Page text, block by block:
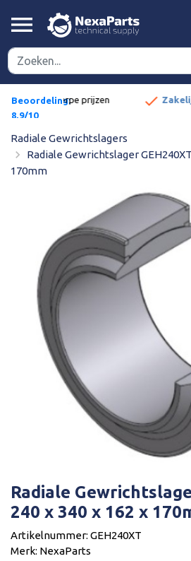
menu
Beoordeling:
8,9/10
prijzen done Zakelijk bestellen?
Radiale Gewrichtslagers
navigate_next
Radiale Gewrichtslager
170mm
Radiale
240 x 340 x 162 x
Artikelnummer: GEH240XT
Merk: NexaParts